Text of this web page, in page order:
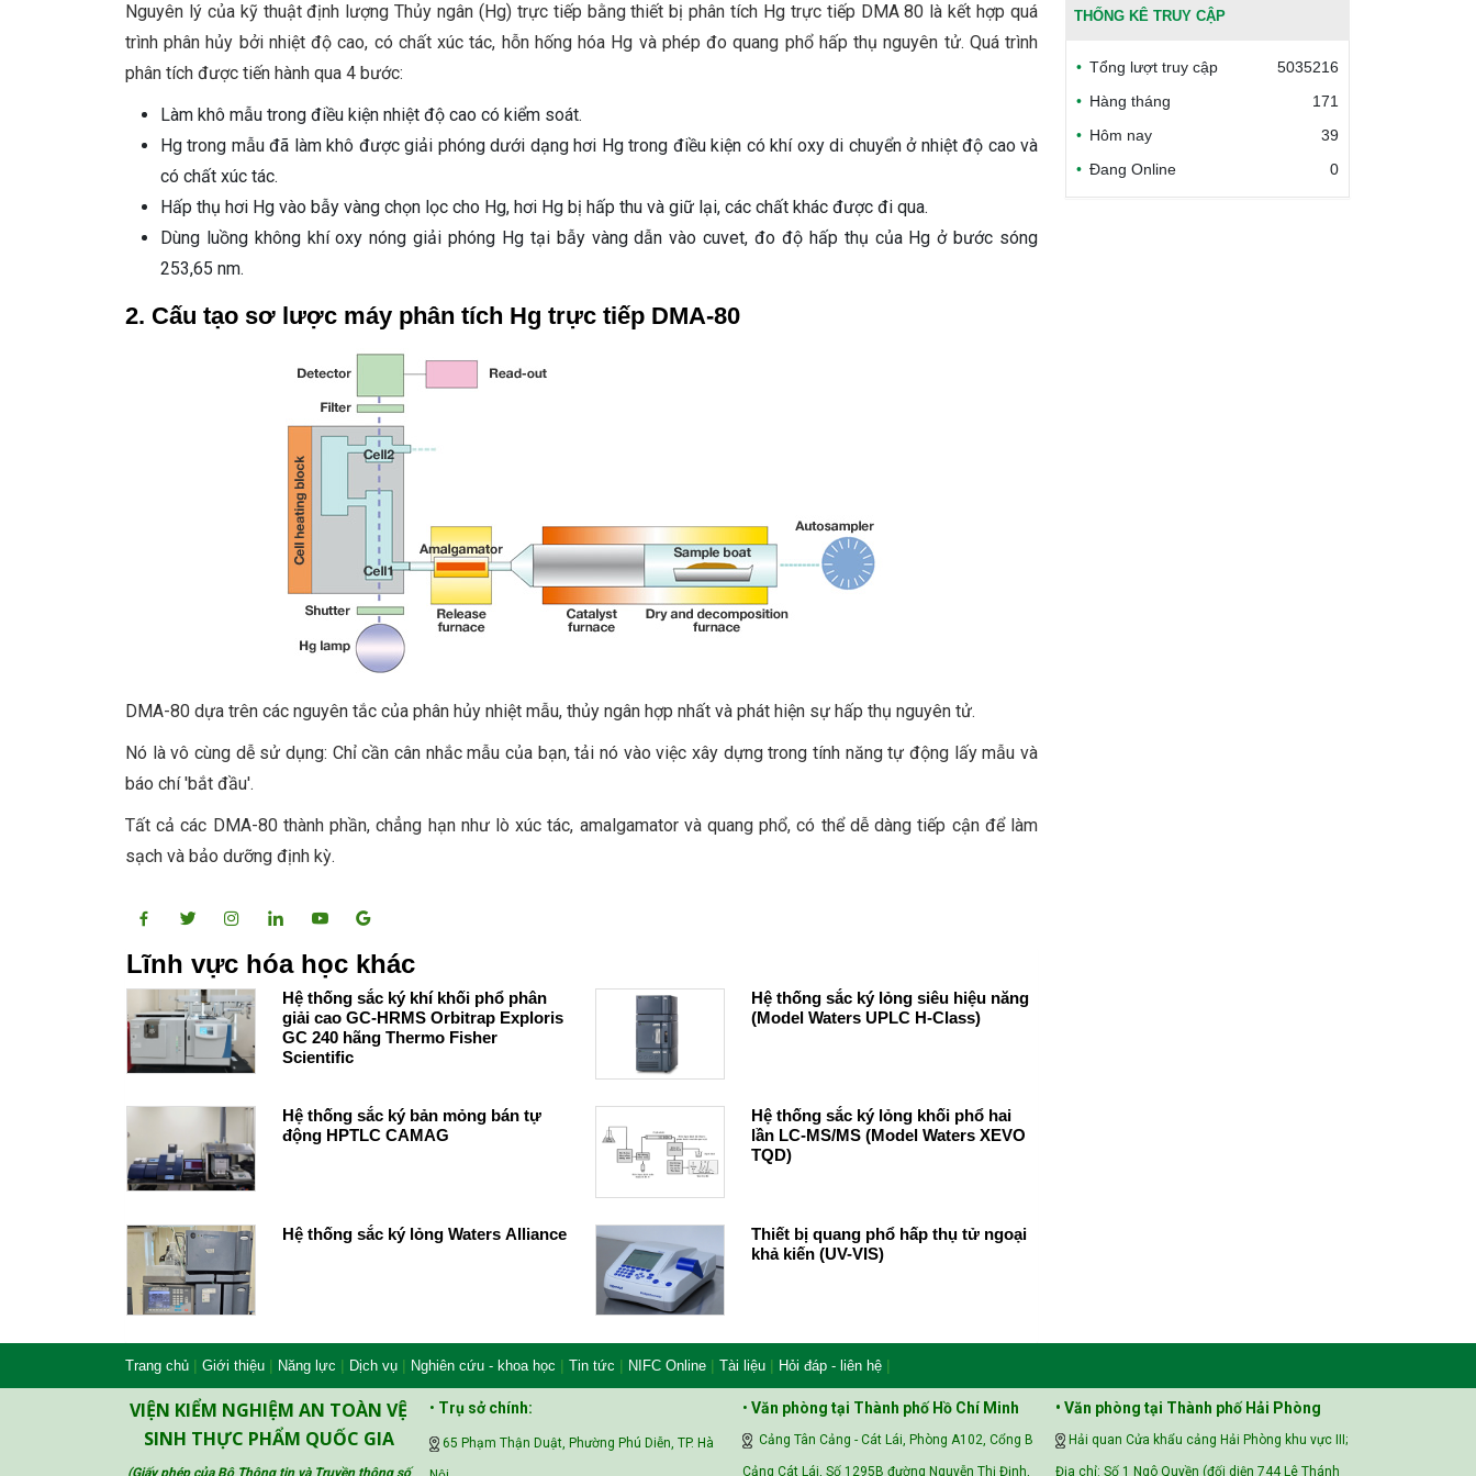
Nguyên lý của kỹ thuật định lượng Thủy ngân (Hg) trực tiếp bằng thiết bị phân tích Hg trực tiếp DMA 80 là kết hợp quá
trình phân hủy bởi nhiệt độ cao, có chất xúc tác, hỗn hống hóa Hg và phép đo quang phổ hấp thụ nguyên tử. Quá trình
phân tích được tiến hành qua 4 bước:
Làm khô mẫu trong điều kiện nhiệt độ cao có kiểm soát.
Hg trong mẫu đã làm khô được giải phóng dưới dạng hơi Hg trong điều kiện có khí oxy di chuyển ở nhiệt độ cao và
có chất xúc tác.
Hấp thụ hơi Hg vào bẫy vàng chọn lọc cho Hg, hơi Hg bị hấp thu và giữ lại, các chất khác được đi qua.
Dùng luồng không khí oxy nóng giải phóng Hg tại bẫy vàng dẫn vào cuvet, đo độ hấp thụ của Hg ở bước sóng
253,65 nm.
2. Cấu tạo sơ lược máy phân tích Hg trực tiếp DMA-80
DMA-80 dựa trên các nguyên tắc của phân hủy nhiệt mẫu, thủy ngân hợp nhất và phát hiện sự hấp thụ nguyên tử.
Nó là vô cùng dễ sử dụng: Chỉ cần cân nhắc mẫu của bạn, tải nó vào việc xây dựng trong tính năng tự động lấy mẫu và
báo chí 'bắt đầu'.
Tất cả các DMA-80 thành phần, chẳng hạn như lò xúc tác, amalgamator và quang phổ, có thể dễ dàng tiếp cận để làm
sạch và bảo dưỡng định kỳ.
Lĩnh vực hóa học khác
Hệ thống sắc ký khí khối phổ phân
giải cao GC-HRMS Orbitrap Exploris
GC 240 hãng Thermo Fisher
Scientific
Hệ thống sắc ký lỏng siêu hiệu năng
(Model Waters UPLC H-Class)
Hệ thống sắc ký bản mỏng bán tự
động HPTLC CAMAG
Hệ thống sắc ký lỏng khối phổ hai
lần LC-MS/MS (Model Waters XEVO
TQD)
Hệ thống sắc ký lỏng Waters Alliance
Thiết bị quang phổ hấp thụ tử ngoại
khả kiến (UV-VIS)
Bộ Công thương Việt Nam
Bộ Nông nghiệp và Môi trường
Công đoàn Y tế Việt Nam
Safe Food for Growth Project
THỐNG KÊ TRUY CẬP
Tổng lượt truy cập
5035216
Hàng tháng
171
Hôm nay
39
Đang Online
0
Trang chủ | Giới thiệu | Năng lực | Dịch vụ | Nghiên cứu - khoa học | Tin tức | NIFC Online | Tài liệu | Hỏi đáp - liên hệ |
VIỆN KIỂM NGHIỆM AN TOÀN VỆ
SINH THỰC PHẨM QUỐC GIA
(Giấy phép của Bộ Thông tin và Truyền thông số
• Trụ sở chính:
65 Phạm Thận Duật, Phường Phú Diễn, TP. Hà
• Văn phòng tại Thành phố Hồ Chí Minh
Cảng Tân Cảng - Cát Lái, Phòng A102, Cổng B
Cảng Cát Lái, Số 1295B đường Nguyễn Thị Định,
• Văn phòng tại Thành phố Hải Phòng
Hải quan Cửa khẩu cảng Hải Phòng khu vực III;
Địa chỉ: Số 1 Ngô Quyền (đối diện 744 Lê Thánh